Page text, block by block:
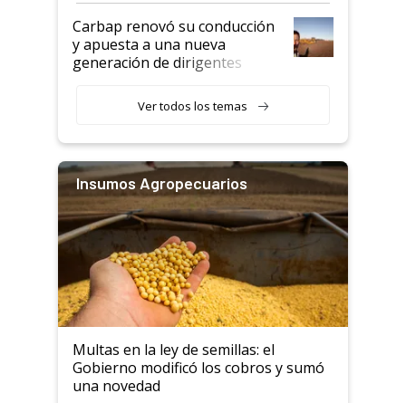
Carbap renovó su conducción
y apuesta a una nueva
generación de dirigentes
Ver todos los temas
Insumos Agropecuarios
Multas en la ley de semillas: el
Gobierno modificó los cobros y sumó
una novedad